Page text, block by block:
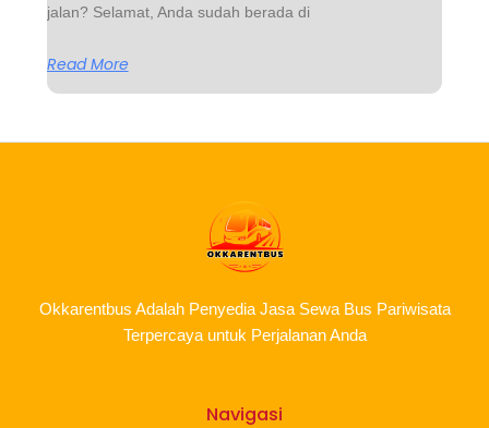
jalan? Selamat, Anda sudah berada di
Read More
Okkarentbus Adalah Penyedia Jasa Sewa Bus Pariwisata
Terpercaya untuk Perjalanan Anda
Navigasi